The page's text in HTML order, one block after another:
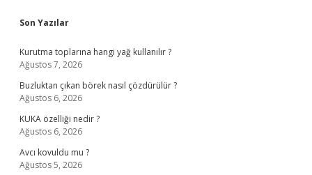
Sidebar
Son Yazılar
Kurutma toplarına hangi yağ kullanılır ?
Ağustos 7, 2026
Buzluktan çıkan börek nasıl çözdürülür ?
Ağustos 6, 2026
KUKA özelliği nedir ?
Ağustos 6, 2026
Avcı kovuldu mu ?
Ağustos 5, 2026